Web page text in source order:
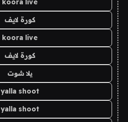
koora live
كورة لايف
koora live
كورة لايف
يلا شوت
yalla shoot
yalla shoot